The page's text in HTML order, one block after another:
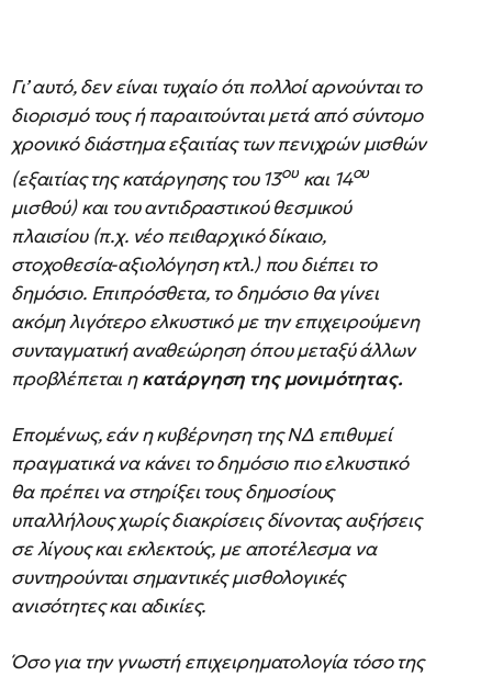
Γι’ αυτό, δεν είναι τυχαίο ότι πολλοί αρνούνται το
διορισμό τους ή παραιτούνται μετά από σύντομο
χρονικό διάστημα εξαιτίας των πενιχρών μισθών
(εξαιτίας της κατάργησης του 13ουκαι 14ου
μισθού) και του αντιδραστικού θεσμικού
πλαισίου (π.χ. νέο πειθαρχικό δίκαιο,
στοχοθεσία-αξιολόγηση κτλ.) που διέπει το
δημόσιο. Επιπρόσθετα, το δημόσιο θα γίνει
ακόμη λιγότερο ελκυστικό με την επιχειρούμενη
συνταγματική αναθεώρηση όπου μεταξύ άλλων
προβλέπεται ηκατάργηση της μονιμότητας.
Επομένως, εάν η κυβέρνηση της ΝΔ επιθυμεί
πραγματικά να κάνει το δημόσιο πιο ελκυστικό
θα πρέπει να στηρίξει τους δημοσίους
υπαλλήλους χωρίς διακρίσεις δίνοντας αυξήσεις
σε λίγους και εκλεκτούς, με αποτέλεσμα να
συντηρούνται σημαντικές μισθολογικές
ανισότητες και αδικίες.
Όσο για την γνωστή επιχειρηματολογία τόσο της